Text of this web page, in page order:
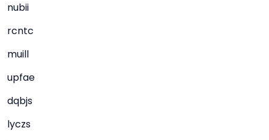
nubii
rcntc
muill
upfae
dqbjs
lyczs